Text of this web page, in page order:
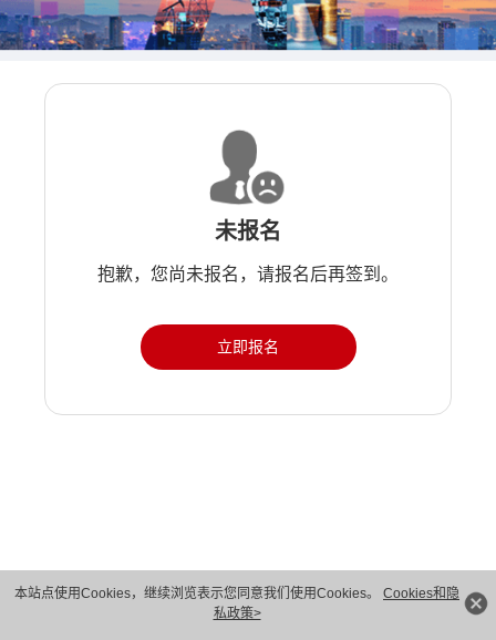
本站点使用Cookies，继续浏览表示您同意我们使用Cookies。 Cookies和隐
私政策>
未报名
抱歉，您尚未报名，请报名后再签到。
立即报名
版权所有 © 华为技术有限公司 1998-2026。 保留一切权利。粤A2-20044005号
隐私保护
法律声明